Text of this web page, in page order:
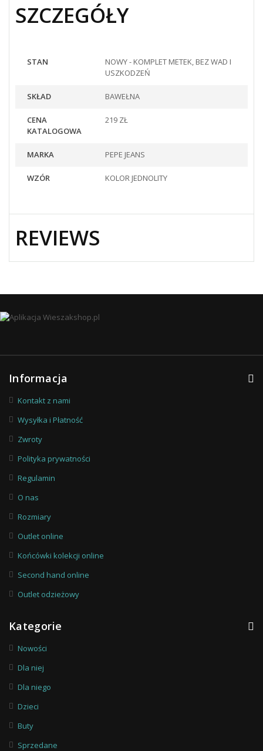
SZCZEGÓŁY
STAN
NOWY - KOMPLET METEK, BEZ WAD I
USZKODZEŃ
SKŁAD BAWEŁNA
CENA
KATALOGOWA
219 ZŁ
MARKA PEPE JEANS
WZÓR KOLOR JEDNOLITY
REVIEWS
Informacja
Kontakt z nami
Wysyłka i Płatność
Zwroty
Polityka prywatności
Regulamin
O nas
Rozmiary
Outlet online
Końcówki kolekcji online
Second hand online
Outlet odzieżowy
Kategorie
Nowości
Dla niej
Dla niego
Dzieci
Buty
Sprzedane